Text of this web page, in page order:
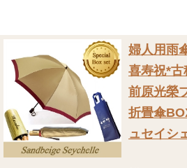
婦人用雨
喜寿祝*古
前原光榮
折畳傘
ュセイシ